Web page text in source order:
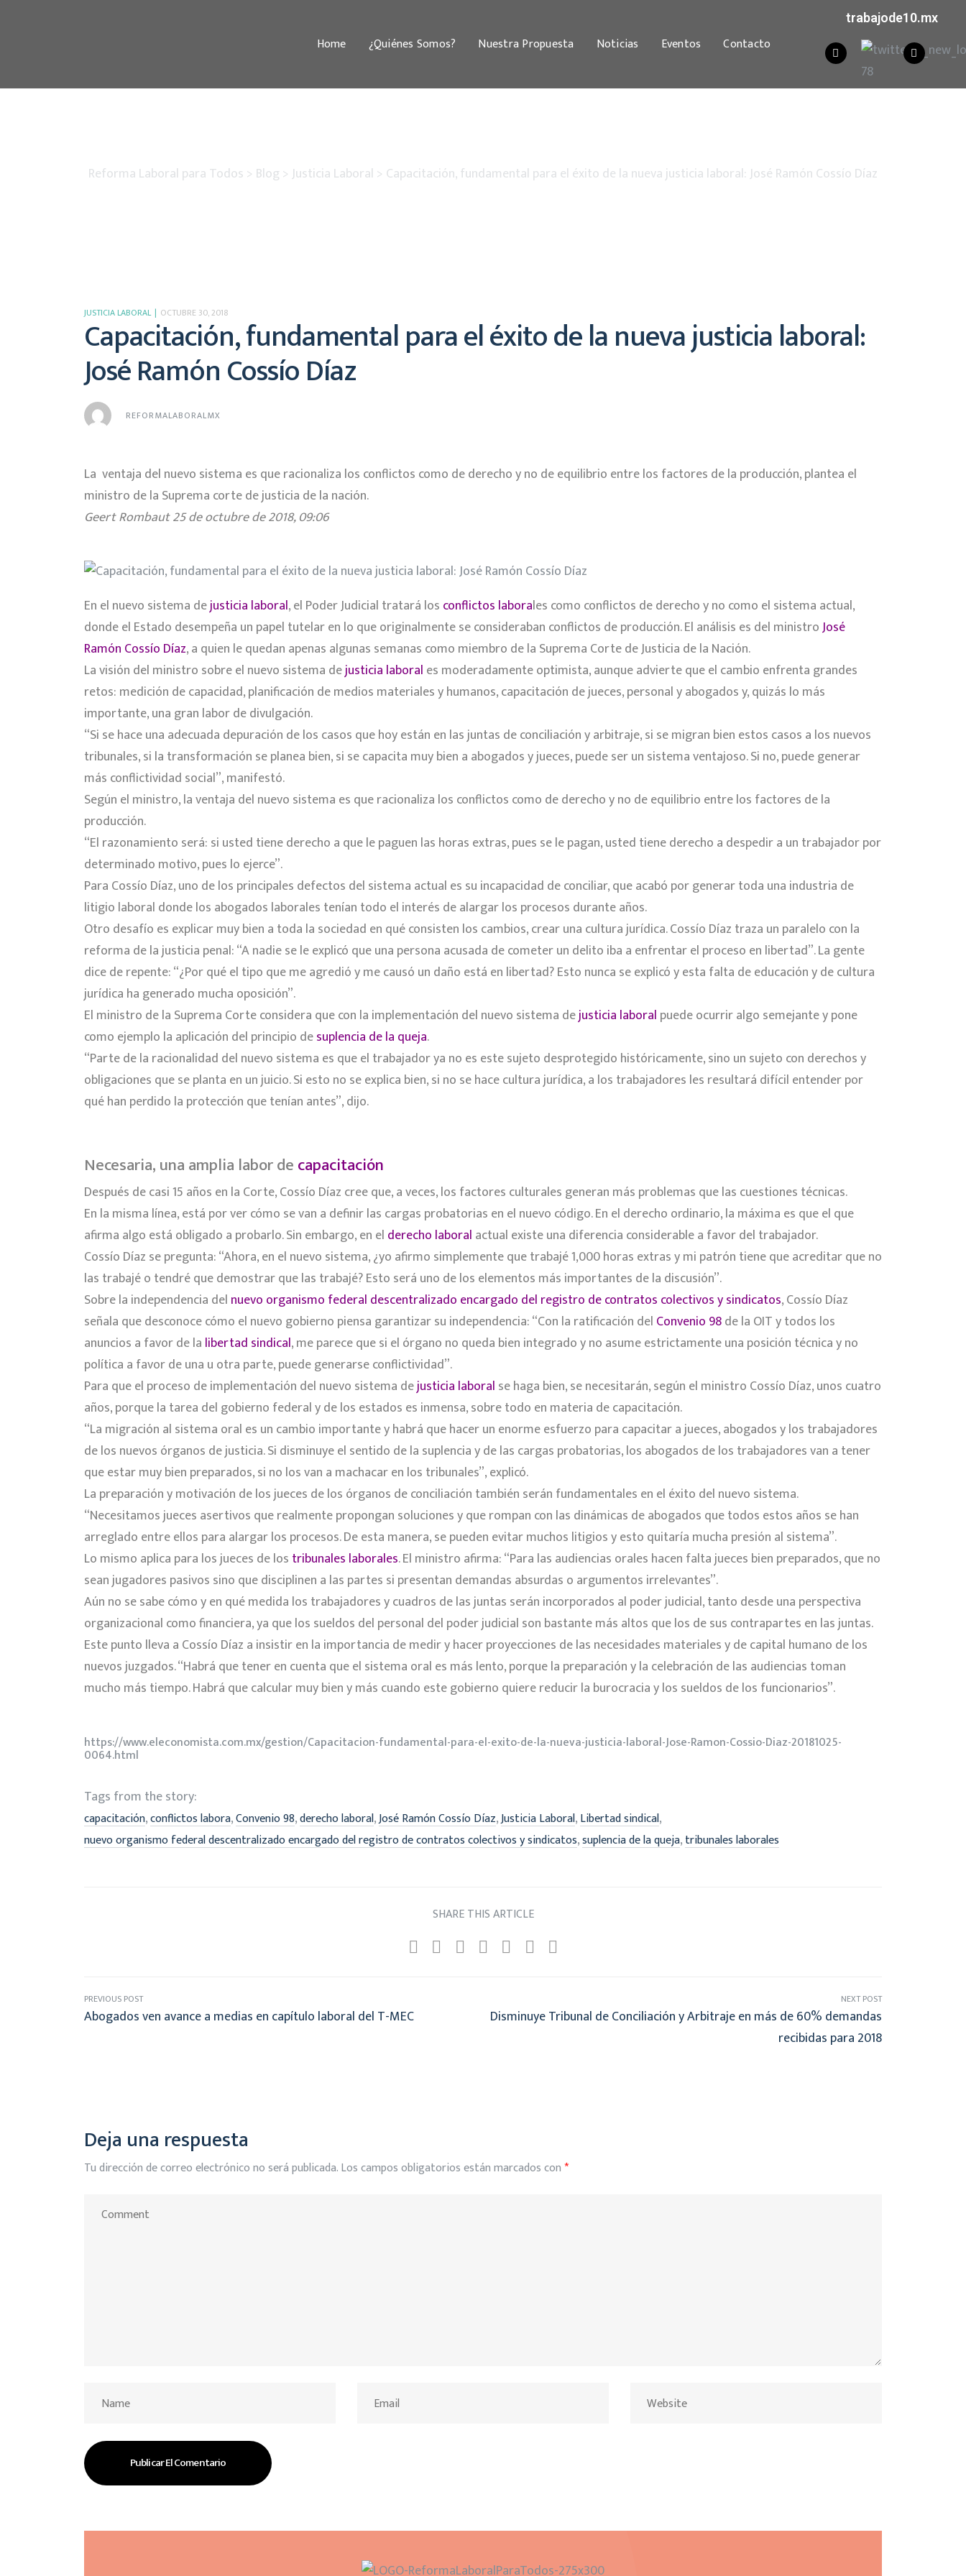
Home ¿Quiénes Somos? Nuestra Propuesta Noticias Eventos Contacto
trabajode10.mx
Reforma Laboral para Todos > Blog > Justicia Laboral > Capacitación, fundamental para el éxito de la nueva justicia laboral: José Ramón Cossío Díaz
JUSTICIA LABORAL OCTUBRE 30, 2018
Capacitación, fundamental para el éxito de la nueva justicia laboral:
José Ramón Cossío Díaz
REFORMALABORALMX
La ventaja del nuevo sistema es que racionaliza los conflictos como de derecho y no de equilibrio entre los factores de la producción, plantea el
ministro de la Suprema corte de justicia de la nación.
Geert Rombaut25 de octubre de 2018, 09:06
En el nuevo sistema dejusticia laboral, el Poder Judicial tratará los conflictos laborales como conflictos de derecho y no como el sistema actual,
donde el Estado desempeña un papel tutelar en lo que originalmente se consideraban conflictos de producción. El análisis es del ministroJosé
Ramón Cossío Díaz, a quien le quedan apenas algunas semanas como miembro de la Suprema Corte de Justicia de la Nación.
La visión del ministro sobre el nuevo sistema dejusticia laboral es moderadamente optimista, aunque advierte que el cambio enfrenta grandes
retos: medición de capacidad, planificación de medios materiales y humanos, capacitación de jueces, personal y abogados y, quizás lo más
importante, una gran labor de divulgación.
“Si se hace una adecuada depuración de los casos que hoy están en las juntas de conciliación y arbitraje, si se migran bien estos casos a los nuevos
tribunales, si la transformación se planea bien, si se capacita muy bien a abogados y jueces, puede ser un sistema ventajoso. Si no, puede generar
más conflictividad social”, manifestó.
Según el ministro, la ventaja del nuevo sistema es que racionaliza los conflictos como de derecho y no de equilibrio entre los factores de la
producción.
“El razonamiento será: si usted tiene derecho a que le paguen las horas extras, pues se le pagan, usted tiene derecho a despedir a un trabajador por
determinado motivo, pues lo ejerce”.
Para Cossío Díaz, uno de los principales defectos del sistema actual es su incapacidad de conciliar, que acabó por generar toda una industria de
litigio laboral donde los abogados laborales tenían todo el interés de alargar los procesos durante años.
Otro desafío es explicar muy bien a toda la sociedad en qué consisten los cambios, crear una cultura jurídica. Cossío Díaz traza un paralelo con la
reforma de la justicia penal: “A nadie se le explicó que una persona acusada de cometer un delito iba a enfrentar el proceso en libertad”. La gente
dice de repente: “¿Por qué el tipo que me agredió y me causó un daño está en libertad? Esto nunca se explicó y esta falta de educación y de cultura
jurídica ha generado mucha oposición”.
El ministro de la Suprema Corte considera que con la implementación del nuevo sistema dejusticia laboral puede ocurrir algo semejante y pone
como ejemplo la aplicación del principio desuplencia de la queja.
“Parte de la racionalidad del nuevo sistema es que el trabajador ya no es este sujeto desprotegido históricamente, sino un sujeto con derechos y
obligaciones que se planta en un juicio. Si esto no se explica bien, si no se hace cultura jurídica, a los trabajadores les resultará difícil entender por
qué han perdido la protección que tenían antes”, dijo.
Necesaria, una amplia labor decapacitación
Después de casi 15 años en la Corte, Cossío Díaz cree que, a veces, los factores culturales generan más problemas que las cuestiones técnicas.
En la misma línea, está por ver cómo se van a definir las cargas probatorias en el nuevo código. En el derecho ordinario, la máxima es que el que
afirma algo está obligado a probarlo. Sin embargo, en el derecho laboral actual existe una diferencia considerable a favor del trabajador.
Cossío Díaz se pregunta: “Ahora, en el nuevo sistema, ¿yo afirmo simplemente que trabajé 1,000 horas extras y mi patrón tiene que acreditar que no
las trabajé o tendré que demostrar que las trabajé? Esto será uno de los elementos más importantes de la discusión”.
Sobre la independencia del nuevo organismo federal descentralizado encargado del registro de contratos colectivos y sindicatos, Cossío Díaz
señala que desconoce cómo el nuevo gobierno piensa garantizar su independencia: “Con la ratificación del Convenio 98de la OIT y todos los
anuncios a favor de la libertad sindical, me parece que si el órgano no queda bien integrado y no asume estrictamente una posición técnica y no
política a favor de una u otra parte, puede generarse conflictividad”.
Para que el proceso de implementación del nuevo sistema dejusticia laboral se haga bien, se necesitarán, según el ministro Cossío Díaz, unos cuatro
años, porque la tarea del gobierno federal y de los estados es inmensa, sobre todo en materia de capacitación.
“La migración al sistema oral es un cambio importante y habrá que hacer un enorme esfuerzo para capacitar a jueces, abogados y los trabajadores
de los nuevos órganos de justicia. Si disminuye el sentido de la suplencia y de las cargas probatorias, los abogados de los trabajadores van a tener
que estar muy bien preparados, si no los van a machacar en los tribunales”, explicó.
La preparación y motivación de los jueces de los órganos de conciliación también serán fundamentales en el éxito del nuevo sistema.
“Necesitamos jueces asertivos que realmente propongan soluciones y que rompan con las dinámicas de abogados que todos estos años se han
arreglado entre ellos para alargar los procesos. De esta manera, se pueden evitar muchos litigios y esto quitaría mucha presión al sistema”.
Lo mismo aplica para los jueces de los tribunales laborales. El ministro afirma: “Para las audiencias orales hacen falta jueces bien preparados, que no
sean jugadores pasivos sino que disciplinen a las partes si presentan demandas absurdas o argumentos irrelevantes”.
Aún no se sabe cómo y en qué medida los trabajadores y cuadros de las juntas serán incorporados al poder judicial, tanto desde una perspectiva
organizacional como financiera, ya que los sueldos del personal del poder judicial son bastante más altos que los de sus contrapartes en las juntas.
Este punto lleva a Cossío Díaz a insistir en la importancia de medir y hacer proyecciones de las necesidades materiales y de capital humano de los
nuevos juzgados. “Habrá que tener en cuenta que el sistema oral es más lento, porque la preparación y la celebración de las audiencias toman
mucho más tiempo. Habrá que calcular muy bien y más cuando este gobierno quiere reducir la burocracia y los sueldos de los funcionarios”.
https://www.eleconomista.com.mx/gestion/Capacitacion-fundamental-para-el-exito-de-la-nueva-justicia-laboral-Jose-Ramon-Cossio-Diaz-20181025-
0064.html
Tags from the story:
capacitación,conflictos labora,Convenio 98,derecho laboral,José Ramón Cossío Díaz,Justicia Laboral,Libertad sindical,
nuevo organismo federal descentralizado encargado del registro de contratos colectivos y sindicatos,suplencia de la queja,tribunales laborales
SHARE THIS ARTICLE
PREVIOUS POST
Abogados ven avance a medias en capítulo laboral del T-MEC
NEXT POST
Disminuye Tribunal de Conciliación y Arbitraje en más de 60% demandas
recibidas para 2018
Deja una respuesta
Tu dirección de correo electrónico no será publicada.Los campos obligatorios están marcados con*